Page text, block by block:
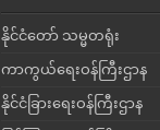
နိုင်ငံတော် သမ္မတရုံး
ကာကွယ်ရေးဝန်ကြီးဌာန
နိုင်ငံခြားရေးဝန်ကြီးဌာန